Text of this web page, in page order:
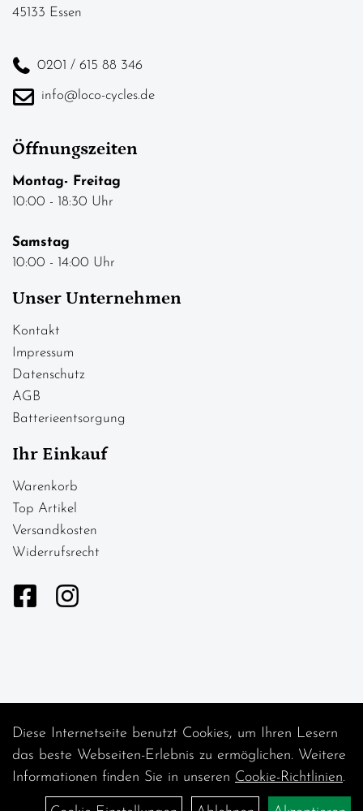
45133 Essen
0201 / 615 88 346
info@loco-cycles.de
Öffnungszeiten
Montag- Freitag
10:00 - 18:30 Uhr
Samstag
10:00 - 14:00 Uhr
Unser Unternehmen
Kontakt
Impressum
Datenschutz
AGB
Batterieentsorgung
Ihr Einkauf
Warenkorb
Top Artikel
Versandkosten
Widerrufsrecht
Diese Internetseite benutzt Cookies, um Ihren Lesern
das beste Webseiten-Erlebnis zu ermöglichen. Weitere
Informationen finden Sie in unseren Cookie-Richtlinien.
Auftrag widerrufen